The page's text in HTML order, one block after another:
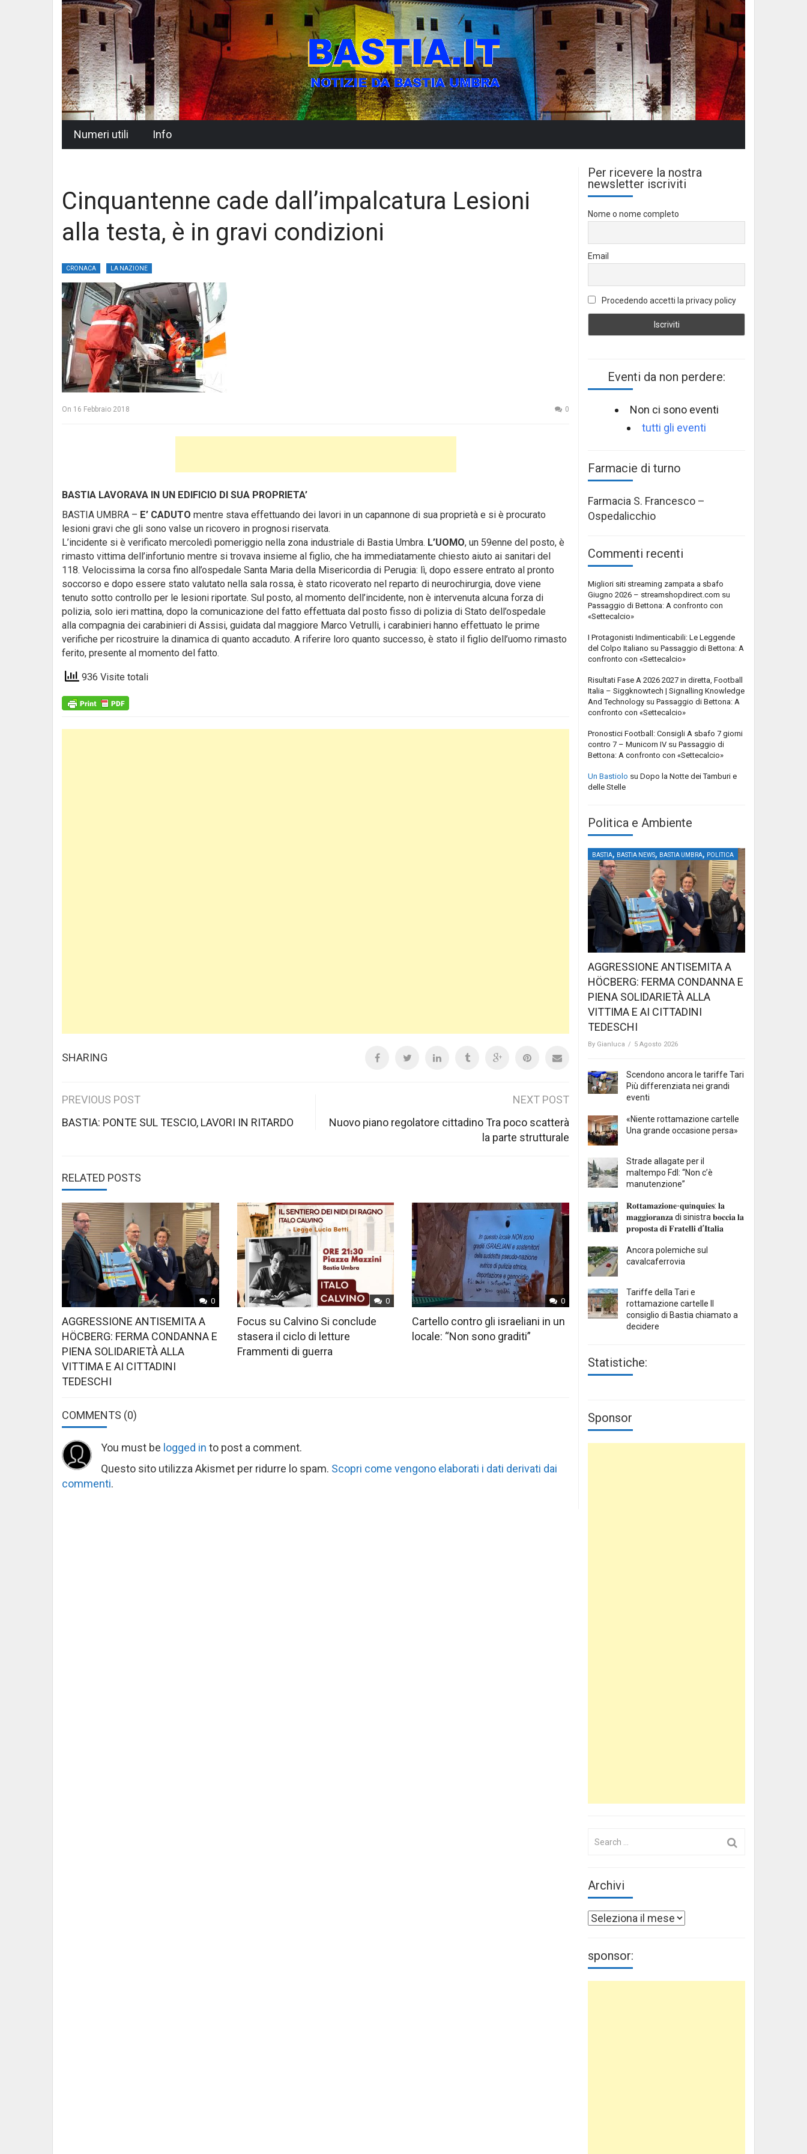
Numeri utili Info
Cinquantenne cade dall’impalcatura Lesioni
alla testa, è in gravi condizioni
CRONACA LA NAZIONE
On 16 Febbraio 2018 0
BASTIA LAVORAVA IN UN EDIFICIO DI SUA PROPRIETA’
BASTIA UMBRA – E’ CADUTO mentre stava effettuando dei lavori in un capannone di sua proprietà e si è procurato
lesioni gravi che gli sono valse un ricovero in prognosi riservata.
L’incidente si è verificato mercoledì pomeriggio nella zona industriale di Bastia Umbra. L’UOMO, un 59enne del posto, è
rimasto vittima dell’infortunio mentre si trovava insieme al figlio, che ha immediatamente chiesto aiuto ai sanitari del
118. Velocissima la corsa fino all’ospedale Santa Maria della Misericordia di Perugia: lì, dopo essere entrato al pronto
soccorso e dopo essere stato valutato nella sala rossa, è stato ricoverato nel reparto di neurochirurgia, dove viene
tenuto sotto controllo per le lesioni riportate. Sul posto, al momento dell’incidente, non è intervenuta alcuna forza di
polizia, solo ieri mattina, dopo la comunicazione del fatto effettuata dal posto fisso di polizia di Stato dell’ospedale
alla compagnia dei carabinieri di Assisi, guidata dal maggiore Marco Vetrulli, i carabinieri hanno effettuato le prime
verifiche per ricostruire la dinamica di quanto accaduto. A riferire loro quanto successo, è stato il figlio dell’uomo rimasto
ferito, presente al momento del fatto.
936 Visite totali
SHARING
Post
navigation
PREVIOUS POST
BASTIA: PONTE SUL TESCIO, LAVORI IN RITARDO
NEXT POST
Nuovo piano regolatore cittadino Tra poco scatterà
la parte strutturale
RELATED POSTS
0
AGGRESSIONE ANTISEMITA A
HÖCBERG: FERMA CONDANNA E
PIENA SOLIDARIETÀ ALLA
VITTIMA E AI CITTADINI
TEDESCHI
0
Focus su Calvino Si conclude
stasera il ciclo di letture
Frammenti di guerra
0
Cartello contro gli israeliani in un
locale: “Non sono graditi”
COMMENTS (0)
You must be logged in to post a comment.
Questo sito utilizza Akismet per ridurre lo spam. Scopri come vengono elaborati i dati derivati dai
commenti.
Per ricevere la nostra
newsletter iscriviti
Nome o nome completo
Email
Procedendo accetti la privacy policy
Eventi da non perdere:
Non ci sono eventi
tutti gli eventi
Farmacie di turno
Farmacia S. Francesco –
Ospedalicchio
Commenti recenti
Migliori siti streaming zampata a sbafo
Giugno 2026 – streamshopdirect.com su
Passaggio di Bettona: A confronto con
«Settecalcio»
I Protagonisti Indimenticabili: Le Leggende
del Colpo Italiano su Passaggio di Bettona: A
confronto con «Settecalcio»
Risultati Fase A 2026 2027 in diretta, Football
Italia – Siggknowtech | Signalling Knowledge
And Technology su Passaggio di Bettona: A
confronto con «Settecalcio»
Pronostici Football: Consigli A sbafo 7 giorni
contro 7 – Municorn IV su Passaggio di
Bettona: A confronto con «Settecalcio»
Un Bastiolo su Dopo la Notte dei Tamburi e
delle Stelle
Politica e Ambiente
BASTIA, BASTIA NEWS, BASTIA UMBRA, POLITICA
AGGRESSIONE ANTISEMITA A
HÖCBERG: FERMA CONDANNA E
PIENA SOLIDARIETÀ ALLA
VITTIMA E AI CITTADINI
TEDESCHI
By Gianluca / 5 Agosto 2026
Scendono ancora le tariffe Tari
Più differenziata nei grandi
eventi
«Niente rottamazione cartelle
Una grande occasione persa»
Strade allagate per il
maltempo FdI: “Non c’è
manutenzione”
𝐑𝐨𝐭𝐭𝐚𝐦𝐚𝐳𝐢𝐨𝐧𝐞-𝐪𝐮i𝐧𝐪𝐮𝐢𝐞𝐬: 𝐥𝐚
𝐦𝐚𝐠𝐠𝐢𝐨𝐫𝐚𝐧𝐳𝐚 di sinistra 𝐛𝐨𝐜𝐜𝐢𝐚 𝐥𝐚
𝐩𝐫𝐨𝐩𝐨𝐬𝐭𝐚 𝐝𝐢 𝐅𝐫𝐚𝐭𝐞𝐥𝐥𝐢 𝐝’𝐈𝐭𝐚𝐥𝐢𝐚
Ancora polemiche sul
cavalcaferrovia
Tariffe della Tari e
rottamazione cartelle Il
consiglio di Bastia chiamato a
decidere
Statistiche:
Sponsor
Archivi
Archivi
sponsor: